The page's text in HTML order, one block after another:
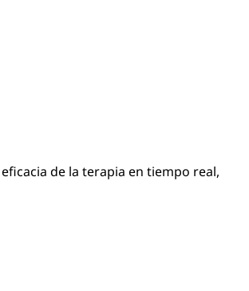
de la terapia en tiempo real,